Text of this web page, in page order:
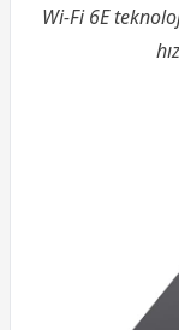
Wi-Fi 6E